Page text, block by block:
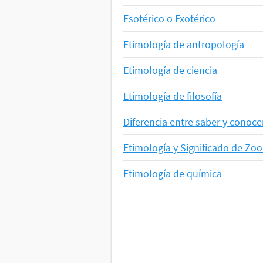
Esotérico o Exotérico
Etimología de antropología
Etimología de ciencia
Etimología de filosofía
Diferencia entre saber y
Etimología y Significado de
Etimología de química